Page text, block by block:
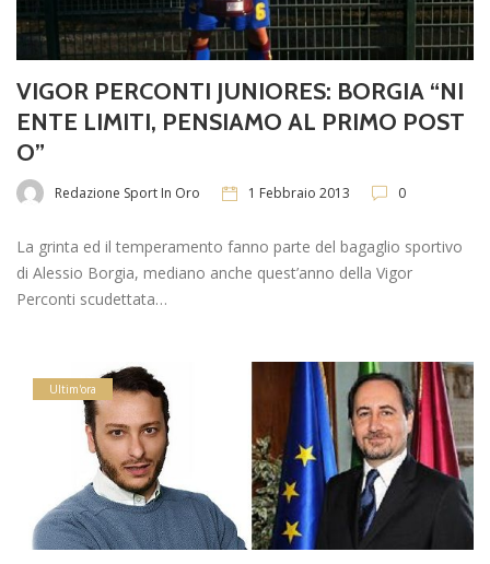
VIGOR PERCONTI JUNIORES: BORGIA “NI
ENTE LIMITI, PENSIAMO AL PRIMO POST
O”
Redazione Sport In Oro 1 Febbraio 2013 0
La grinta ed il temperamento fanno parte del bagaglio sportivo
di Alessio Borgia, mediano anche quest’anno della Vigor
Perconti scudettata…
Ultim'ora